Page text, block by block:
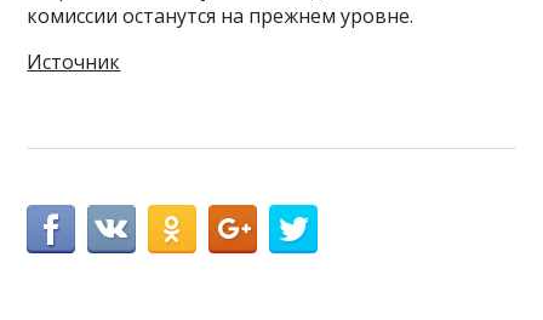
комиссии останутся на прежнем уровне.
Источник